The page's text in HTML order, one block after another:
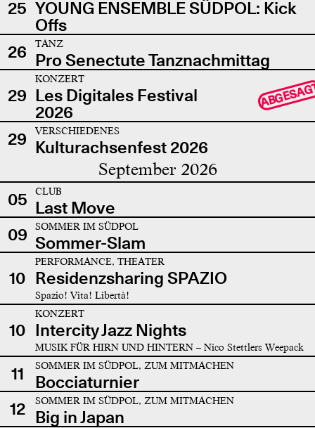
25 YOUNG ENSEMBLE SÜDPOL: Kick
Offs
26
TANZ
Pro Senectute Tanznachmittag
29
KONZERT
Les Digitales Festival
2026
29 VERSCHIEDENES
Kulturachsenfest 2026
September 2026
05 CLUB
Last Move
09
SOMMER IM SÜDPOL
Sommer-Slam
10
PERFORMANCE, THEATER
Residenzsharing SPAZIO
Spazio! Vita! Libertà!
10
KONZERT
Intercity Jazz Nights
MUSIK FÜR HIRN UND HINTERN – Nico Stettlers Weepack
11 SOMMER IM SÜDPOL, ZUM MITMACHEN
Bocciaturnier
12
SOMMER IM SÜDPOL, ZUM MITMACHEN
Big in Japan